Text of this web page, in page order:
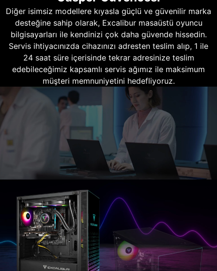
Diğer isimsiz modellere kıyasla güçlü ve güvenilir marka
desteğine sahip olarak, Excalibur masaüstü oyuncu
bilgisayarları ile kendinizi çok daha güvende hissedin.
Servis ihtiyacınızda cihazınızı adresten teslim alıp, 1 ile
24 saat süre içerisinde tekrar adresinize teslim
edebileceğimiz kapsamlı servis ağımız ile maksimum
müşteri memnuniyetini hedefliyoruz.